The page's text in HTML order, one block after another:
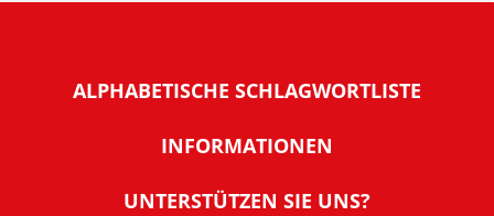
ALPHABETISCHE SCHLAGWORTLISTE
INFORMATIONEN
Warum NachDenkSeiten
UNTERSTÜTZEN SIE UNS?